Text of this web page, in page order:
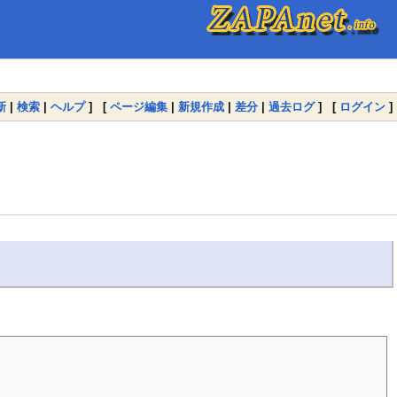
| 検索 | ヘルプ] [ ページ編集 | 新規作成 | 差分 | 過去ログ] [ ログイン ]